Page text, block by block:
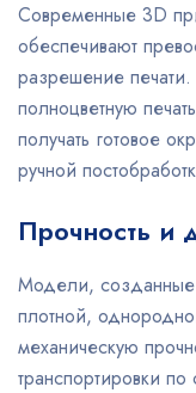
Современные 3D
обеспечивают
разрешение
полноцветную
получать готовое
ручной
Прочность и
Модели,
плотной,
механическую
транспортировки